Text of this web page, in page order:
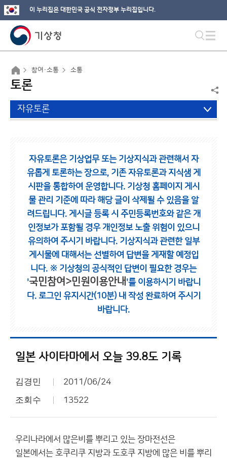
이 누리집은 대한민국 공식 전자정부 누리집입니다.
참여·소통 소통
토론
자유토론
자유토론은 기상업무 또는 기상지식과 관련해서 자
유롭게 토론하는 장으로, 기존 자유토론과 지식샘 게
시판을 통합하여 운영합니다. 기상청 홈페이지 게시
물 관리 기준에 따라 해당 글이 삭제될 수 있음을 알
려드립니다. 게시글 등록 시 주민등록번호와 같은 개
인정보가 포함될 경우 개인정보 노출 위험이 있으니
유의하여 주시기 바랍니다. 기상지식과 관련한 일부
게시물에 대해서는 선별하여 답변을 게재할 예정입
니다. ※ 기상청의 공식적인 답변이 필요한 경우는
'국민참여>민원이용안내 '를 이용하시기 바랍니
다. 로그인 유지시간(10분) 내 작성 완료하여 주시기
바랍니다.
일본 사이타마에서 오늘 39.8도 기록
김경민 2011/06/24
조회수 13522
우리나라에서 많은비를 뿌리고 있는 장마전선은
일본에서는 호쿠리쿠 지방과 도호쿠 지방에 많은 비를 뿌리